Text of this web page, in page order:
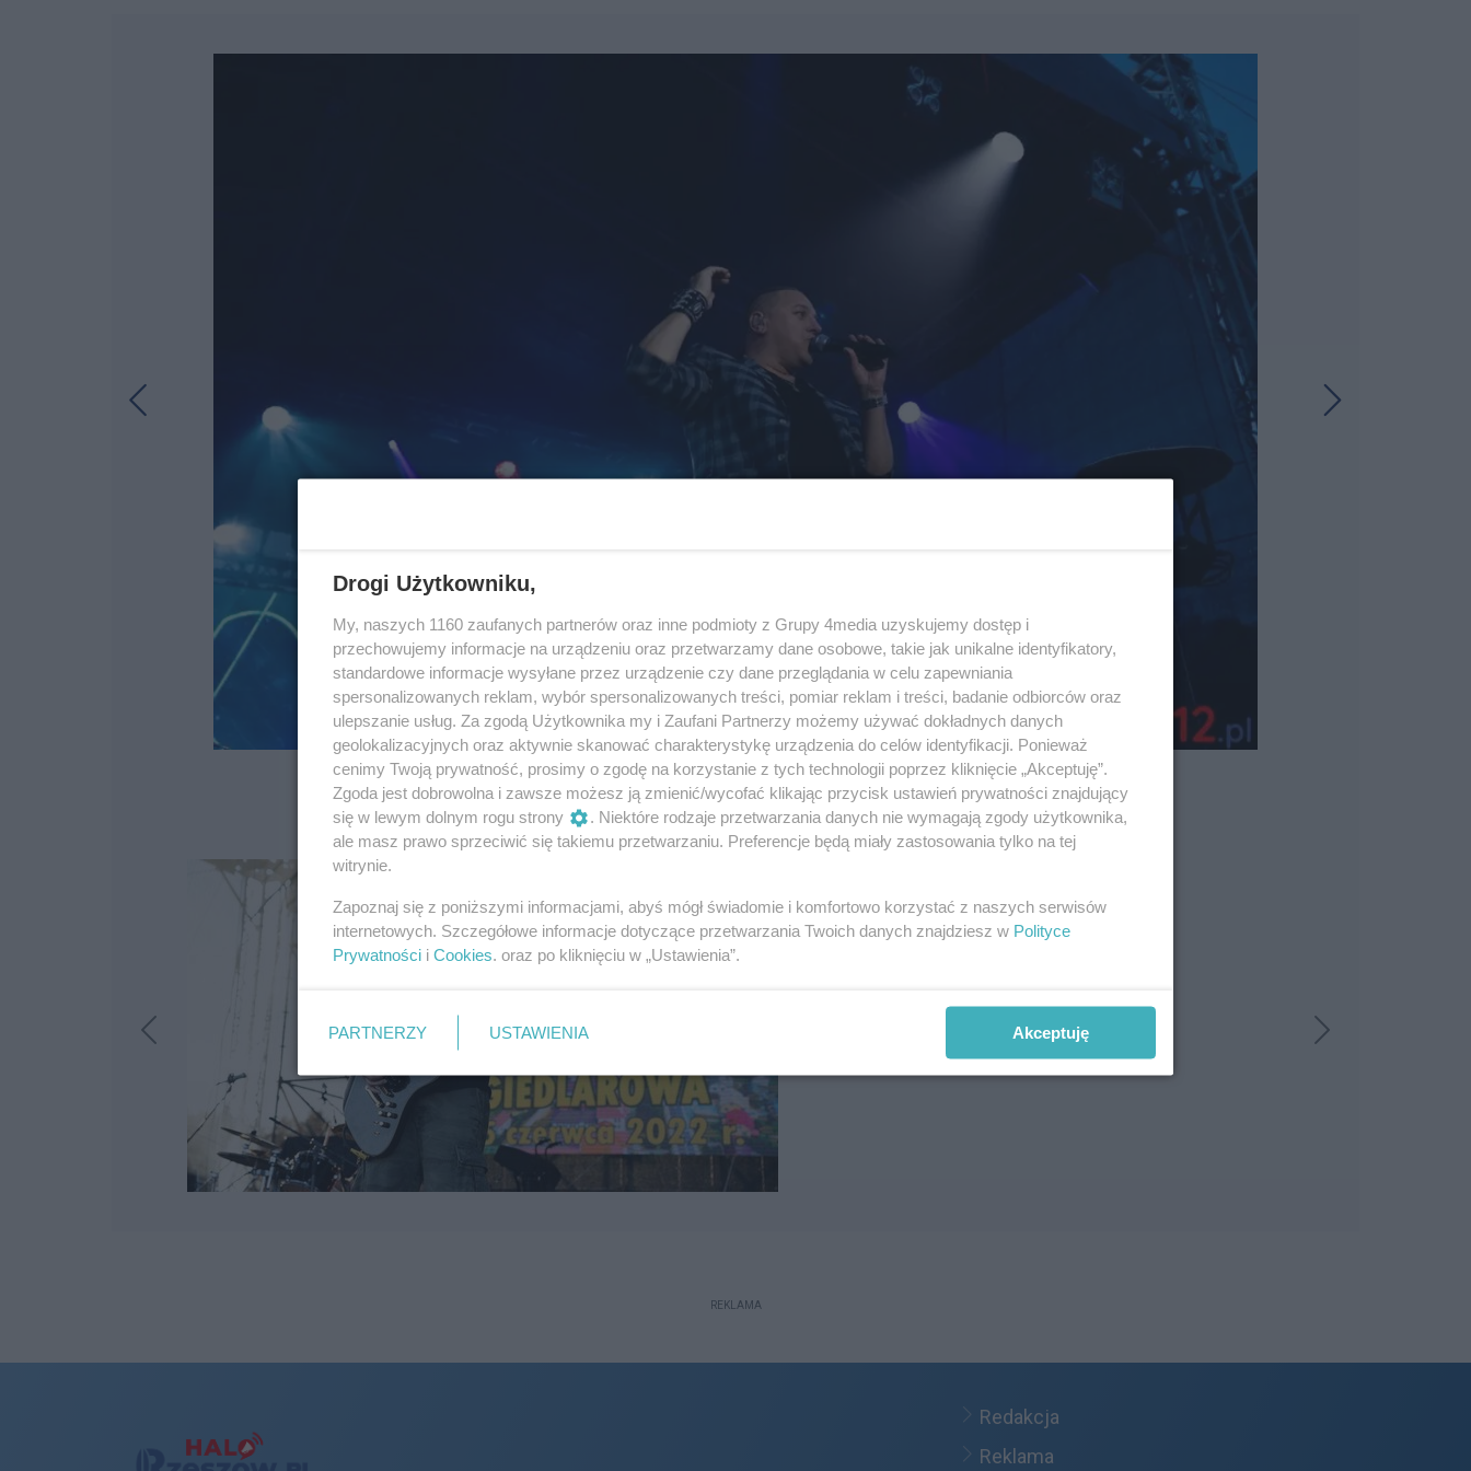
29 / 58
REKLAMA
Redakcja
Reklama
Drogi Użytkowniku,
My, naszych 1160 zaufanych partnerów oraz inne podmioty z Grupy 4media uzyskujemy dostęp i
przechowujemy informacje na urządzeniu oraz przetwarzamy dane osobowe, takie jak unikalne identyfikatory,
standardowe informacje wysyłane przez urządzenie czy dane przeglądania w celu zapewniania
spersonalizowanych reklam, wybór spersonalizowanych treści, pomiar reklam i treści, badanie odbiorców oraz
ulepszanie usług. Za zgodą Użytkownika my i Zaufani Partnerzy możemy używać dokładnych danych
geolokalizacyjnych oraz aktywnie skanować charakterystykę urządzenia do celów identyfikacji. Ponieważ
cenimy Twoją prywatność, prosimy o zgodę na korzystanie z tych technologii poprzez kliknięcie „Akceptuję”.
Zgoda jest dobrowolna i zawsze możesz ją zmienić/wycofać klikając przycisk ustawień prywatności znajdujący
się w lewym dolnym rogu strony
. Niektóre rodzaje przetwarzania danych nie wymagają zgody użytkownika,
ale masz prawo sprzeciwić się takiemu przetwarzaniu. Preferencje będą miały zastosowania tylko na tej
witrynie.
Zapoznaj się z poniższymi informacjami, abyś mógł świadomie i komfortowo korzystać z naszych serwisów
internetowych. Szczegółowe informacje dotyczące przetwarzania Twoich danych znajdziesz w Polityce
Prywatności i Cookies. oraz po kliknięciu w „Ustawienia”.
PARTNERZY USTAWIENIA Akceptuję